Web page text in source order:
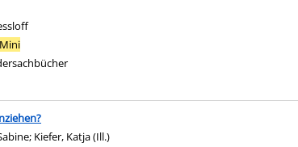
Mini
; Kiefer, Katja (Ill.)